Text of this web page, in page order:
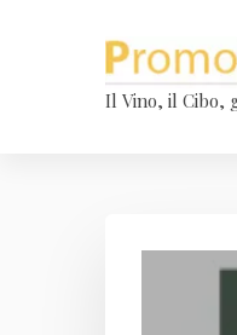
Il Vino, il Cibo,